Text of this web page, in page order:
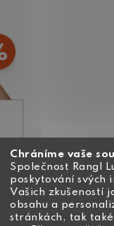
Chráníme vaše
Společnost Rangl
poskytování svých
Vašich zkušeností
obsahu a
stránkách, tak